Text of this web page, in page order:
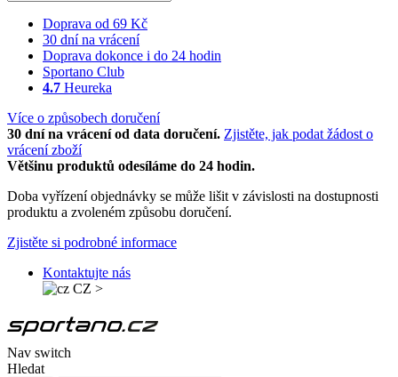
Doprava od 69 Kč
30 dní na vrácení
Doprava dokonce i do 24 hodin
Sportano Club
4.7 Heureka
Více o způsobech doručení
30 dní na vrácení od data doručení. Zjistěte, jak podat žádost o
vrácení zboží
Většinu produktů odesíláme do 24 hodin.
Doba vyřízení objednávky se může lišit v závislosti na dostupnosti
produktu a zvoleném způsobu doručení.
Zjistěte si podrobné informace
Kontaktujte nás
CZ >
Nav switch
Hledat